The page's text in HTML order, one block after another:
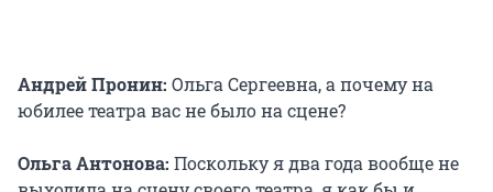
Андрей Пронин: Ольга Сергеевна, а почему на
юбилее театра вас не было на сцене?
Ольга Антонова: Поскольку я два года вообще не